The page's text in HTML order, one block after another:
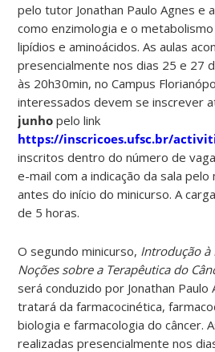
pelo tutor Jonathan Paulo Agnes e
como enzimologia e o
lipídios e aminoácidos. As aulas
presencialmente nos dias 25 e 27
às 20h30min, no Campus
interessados devem se inscrever
junho pelo link
https://inscricoes.ufsc.br/
inscritos dentro do número de
e-mail com a indicação da sala pelo
antes do início do minicurso. A
de 5 horas.
O segundo minicurso, Introdução à
Noções sobre a Terapêutica do
será conduzido por Jonathan Paulo
tratará da farmacocinética,
biologia e farmacologia do câncer.
realizadas presencialmente nos